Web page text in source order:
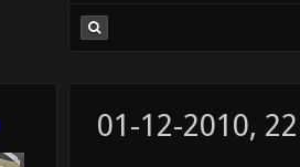
01-12-2010,